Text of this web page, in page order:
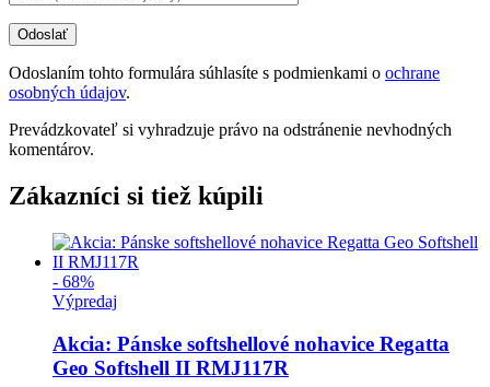
Odoslaním tohto formulára súhlasíte s podmienkami o ochrane
osobných údajov.
Prevádzkovateľ si vyhradzuje právo na odstránenie nevhodných
komentárov.
Zákazníci si tiež kúpili
- 68%
Výpredaj
Akcia: Pánske softshellové nohavice Regatta
Geo Softshell II RMJ117R